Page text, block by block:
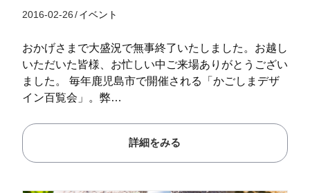
2016-02-26/イベント
おかげさまで大盛況で無事終了いたしました。お越し
いただいた皆様、お忙しい中ご来場ありがとうござい
ました。 毎年鹿児島市で開催される「かごしまデザ
イン百覧会」。弊…
詳細をみる